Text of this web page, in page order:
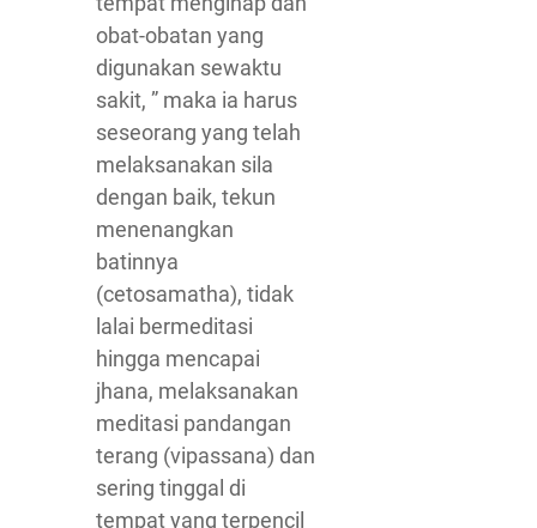
obat-obatan yang
digunakan sewaktu
sakit, ” maka ia harus
seseorang yang telah
melaksanakan sila
dengan baik, tekun
menenangkan
batinnya
(cetosamatha), tidak
lalai bermeditasi
hingga mencapai
jhana, melaksanakan
meditasi pandangan
terang (vipassana) dan
sering tinggal di
tempat yang terpencil